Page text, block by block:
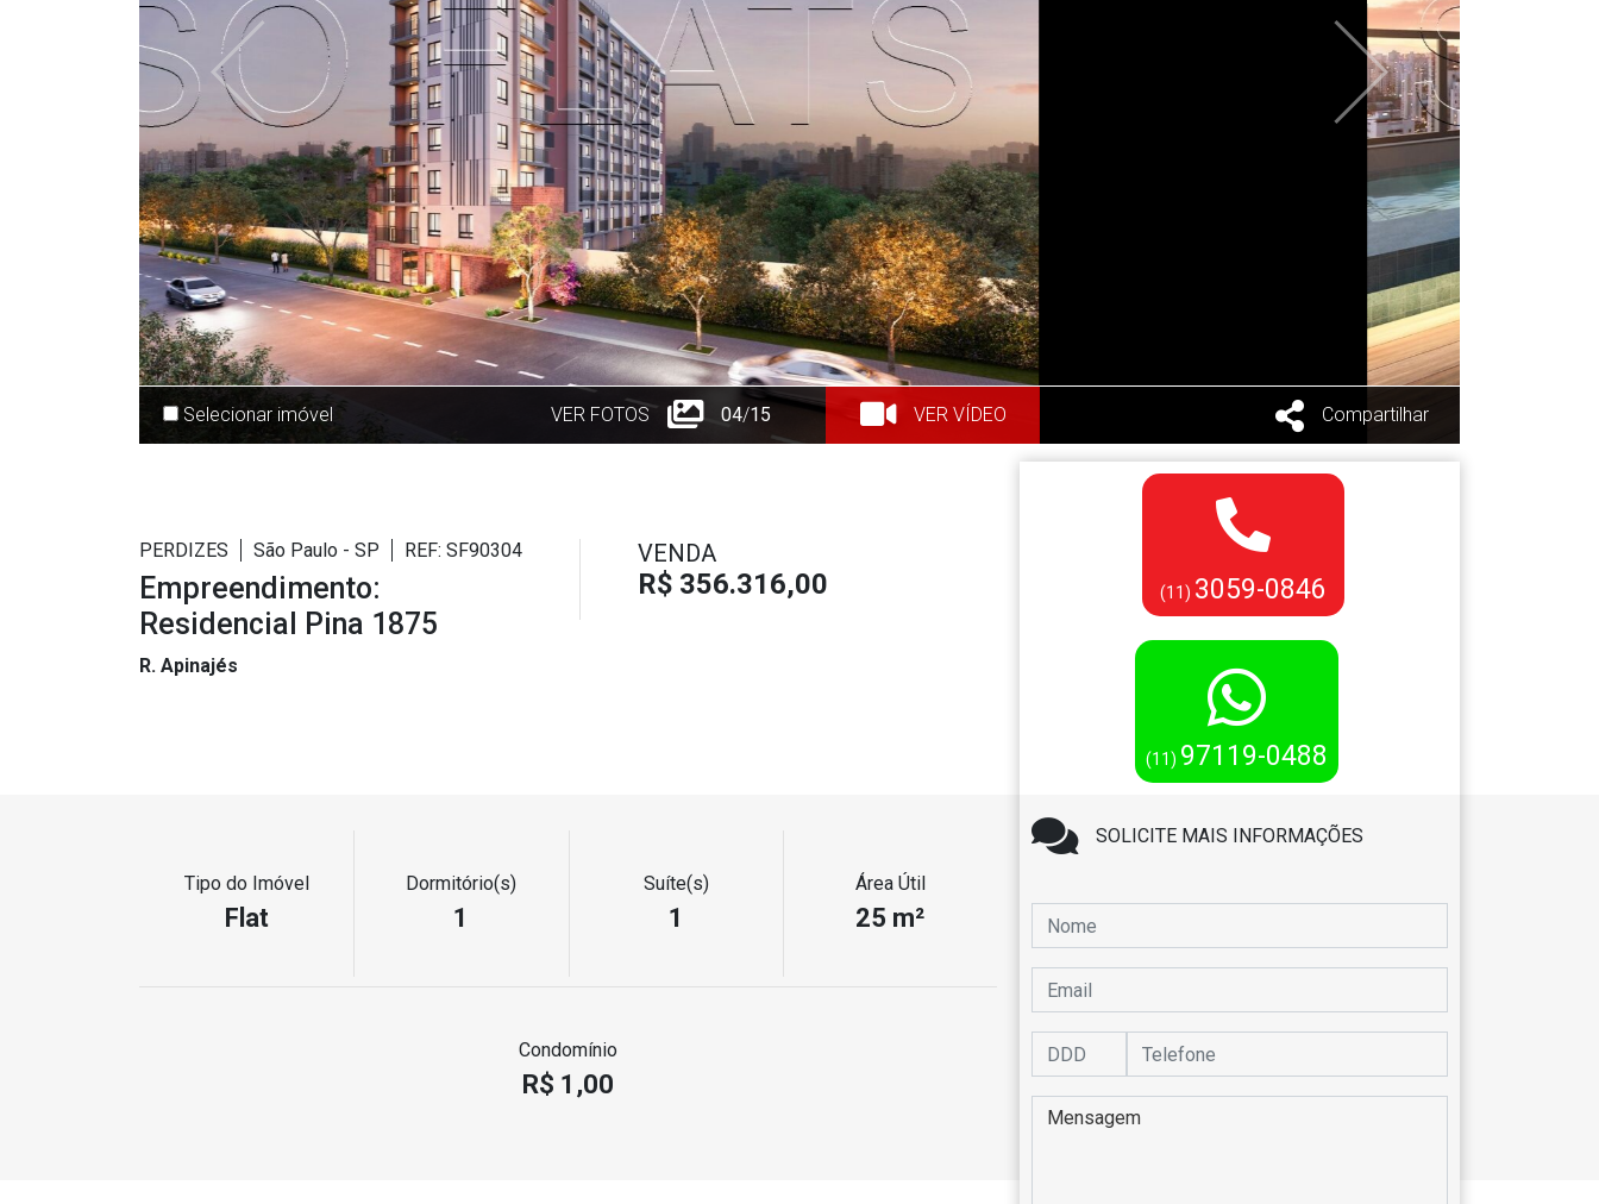
Anterior Próximo
Selecionar imóvel VER FOTOS 05/15 VER VÍDEO Compartilhar
(11) 3059-0846
(11) 97119-0488
SOLICITE MAIS INFORMAÇÕES
PERDIZES São Paulo - SP REF: SF90304
Empreendimento:
Residencial Pina 1875
R. Apinajés
VENDA
R$ 356.316,00
Tipo do Imóvel
Flat
Dormitório(s)
1
Suíte(s)
1
Área Útil
25 m²
Condomínio
R$ 1,00